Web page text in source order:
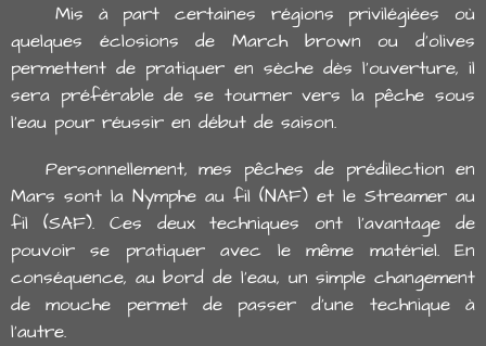
Mis à part certaines régions privilégiées où
quelques éclosions de March brown ou d'olives
permettent de pratiquer en sèche dès l'ouverture, il
sera préférable de se tourner vers la pêche sous
l'eau pour réussir en début de saison.
Personnellement, mes pêches de prédilection en
Mars sont la Nymphe au fil (NAF) et le Streamer au
fil (SAF). Ces deux techniques ont l'avantage de
pouvoir se pratiquer avec le même matériel. En
conséquence, au bord de l'eau, un simple changement
de mouche permet de passer d'une technique à
l'autre.